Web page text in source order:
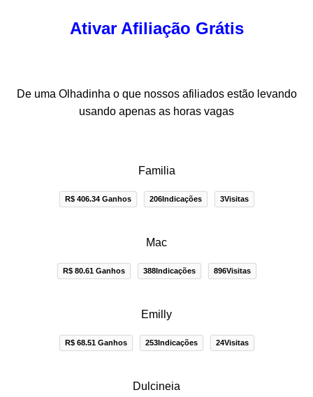
Ativar Afiliação Grátis
De uma Olhadinha o que nossos afiliados estão levando
usando apenas as horas vagas
Familia
R$ 406.34 Ganhos 206Indicações 3Visitas
Mac
R$ 80.61 Ganhos 388Indicações 896Visitas
Emilly
R$ 68.51 Ganhos 253Indicações 24Visitas
Dulcineia